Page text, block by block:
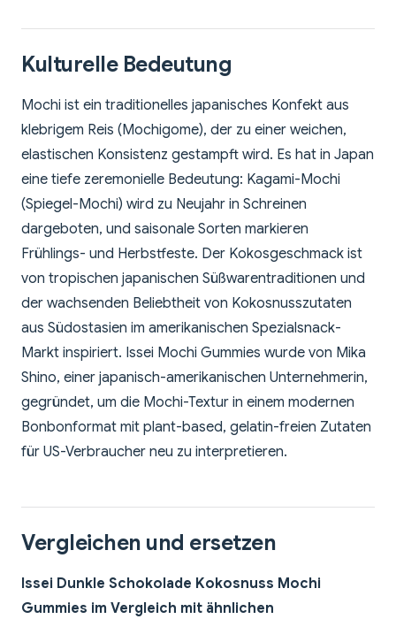
Kulturelle Bedeutung
Mochi ist ein traditionelles japanisches Konfekt aus
klebrigem Reis (Mochigome), der zu einer weichen,
elastischen Konsistenz gestampft wird. Es hat in Japan
eine tiefe zeremonielle Bedeutung: Kagami-Mochi
(Spiegel-Mochi) wird zu Neujahr in Schreinen
dargeboten, und saisonale Sorten markieren
Frühlings- und Herbstfeste. Der Kokosgeschmack ist
von tropischen japanischen Süßwarentraditionen und
der wachsenden Beliebtheit von Kokosnusszutaten
aus Südostasien im amerikanischen Spezialsnack-
Markt inspiriert. Issei Mochi Gummies wurde von Mika
Shino, einer japanisch-amerikanischen Unternehmerin,
gegründet, um die Mochi-Textur in einem modernen
Bonbonformat mit plant-based, gelatin-freien Zutaten
für US-Verbraucher neu zu interpretieren.
Vergleichen und ersetzen
Issei Dunkle Schokolade Kokosnuss Mochi
Gummies im Vergleich mit ähnlichen